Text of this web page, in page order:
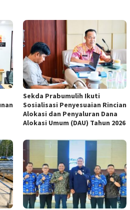
Sekda Prabumulih Ikuti
Sosialisasi Penyesuaian Rincian
Alokasi dan Penyaluran Dana
Alokasi Umum (DAU) Tahun 2026